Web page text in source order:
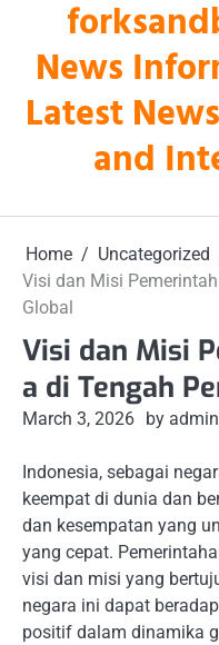
contentNews
Latest
and
Home
Uncategorized
Visi dan Misi
Global
Visi dan Misi
a di Tengah
March 3, 2026 by admin
Indonesia, sebagai
keempat di dunia dan
dan kesempatan yang
yang cepat.
visi dan misi yang
negara ini dapat
positif dalam dinamika